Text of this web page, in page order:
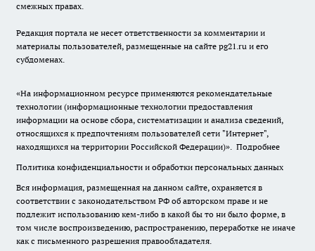
смежных правах.
Редакция портала не несет ответственности за комментарии и
материалы пользователей, размещенные на сайте pg21.ru и его
субдоменах.
«На информационном ресурсе применяются рекомендательные
технологии (информационные технологии предоставления
информации на основе сбора, систематизации и анализа сведений,
относящихся к предпочтениям пользователей сети "Интернет",
находящихся на территории Российской Федерации)». Подробнее
Политика конфиденциальности и обработки персональных данных
Вся информация, размещенная на данном сайте, охраняется в
соответствии с законодательством РФ об авторском праве и не
подлежит использованию кем-либо в какой бы то ни было форме, в
том числе воспроизведению, распространению, переработке не иначе
как с письменного разрешения правообладателя.